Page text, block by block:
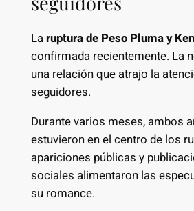
Laruptura de Peso Pluma y
confirmada recientemente. La
una relación que atrajo la
seguidores.
Durante varios meses, ambos
estuvieron en el centro de los
apariciones públicas y
sociales alimentaron las
su romance.